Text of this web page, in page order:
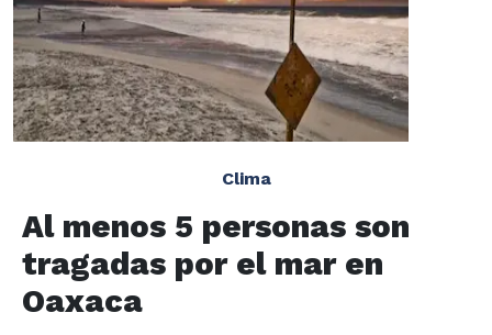
Clima
Al menos 5 personas son
tragadas por el mar en
Oaxaca